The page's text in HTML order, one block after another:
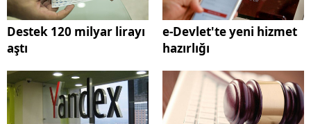
Destek 120 milyar lirayı
aştı
e-Devlet'te yeni hizmet
hazırlığı